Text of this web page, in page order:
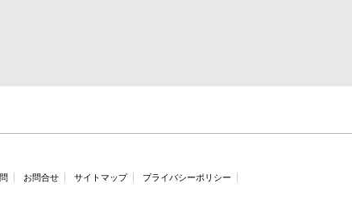
お問合せ サイトマップ プライバシーポリシー